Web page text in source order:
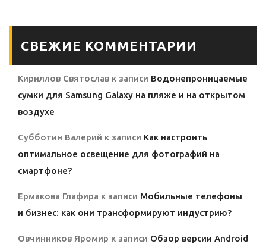
СВЕЖИЕ КОММЕНТАРИИ
Кириллов Святослав к записи Водонепроницаемые
сумки для Samsung Galaxy на пляже и на открытом
воздухе
Субботин Валерий к записи Как настроить
оптимальное освещение для фотографий на
смартфоне?
Ермакова Глафира к записи Мобильные телефоны
и бизнес: как они трансформируют индустрию?
Овчинников Яромир к записи Обзор версии Android